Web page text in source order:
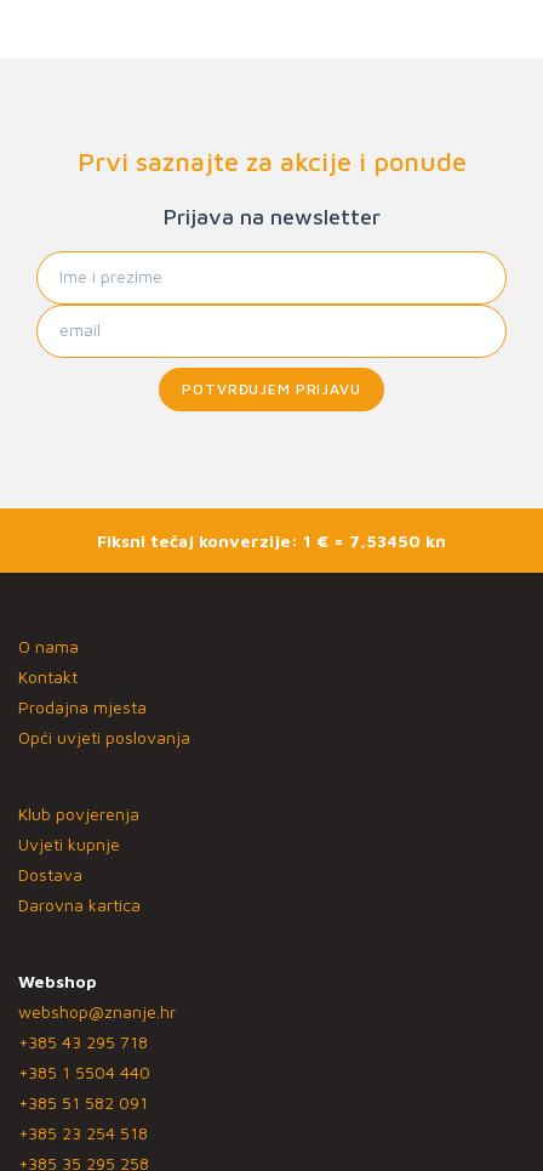
Prvi saznajte za akcije i ponude
Prijava na newsletter
POTVRĐUJEM PRIJAVU
Fiksni tečaj konverzije: 1 € = 7,53450 kn
O nama
Kontakt
Prodajna mjesta
Opći uvjeti poslovanja
Klub povjerenja
Uvjeti kupnje
Dostava
Darovna kartica
Webshop
webshop@znanje.hr
+385 43 295 718
+385 1 5504 440
+385 51 582 091
+385 23 254 518
+385 35 295 258